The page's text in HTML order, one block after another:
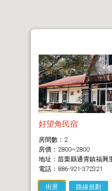
好望角民宿
房間數：2
房價：2800~2800
地址：苗栗縣通霄鎮福興
電話：886-921-372321
街景 路線規劃